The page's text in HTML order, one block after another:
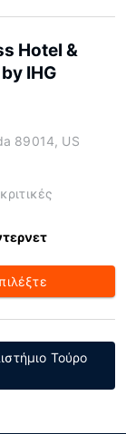
Hotel &
IHG
89014, US
Τούρο